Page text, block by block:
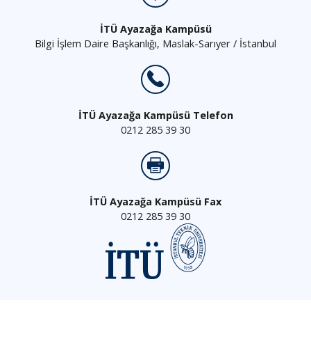
İTÜ Ayazağa Kampüsü
Bilgi İşlem Daire Başkanlığı, Maslak-Sarıyer / İstanbul
İTÜ Ayazağa Kampüsü Telefon
0212 285 39 30
İTÜ Ayazağa Kampüsü Fax
0212 285 39 30